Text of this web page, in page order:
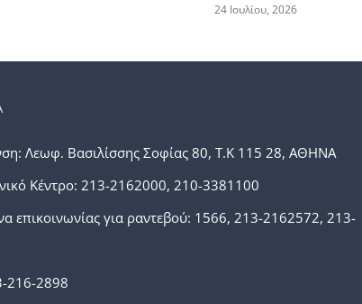
24 Ιουλίου, 2026
Λεωφ. Βασιλίσσης Σοφίας 80, Τ.Κ 115 28, ΑΘΗΝΑ
Κέντρο: 213-2162000, 210-3381100
επικοινωνίας για ραντεβού: 1566, 213-2162572, 213-
216-2898